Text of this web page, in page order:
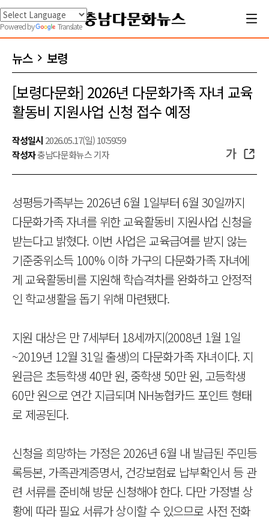
Powered by Translate
뉴스 보령
[보령다문화] 2026년 다문화가족 자녀 교육
활동비 지원사업 신청 접수 예정
작성일시 2026.05.17(일) 10:59:59
작성자충남다문화뉴스 기자 가
성평등가족부는 2026년 6월 1일부터 6월 30일까지
다문화가족 자녀를 위한 교육활동비 지원사업 신청을
받는다고 밝혔다. 이번 사업은 교육급여를 받지 않는
기준중위소득 100% 이하 가구의 다문화가족 자녀에
게 교육활동비를 지원해 학습격차를 완화하고 안정적
인 학교생활을 돕기 위해 마련됐다.
지원 대상은 만 7세부터 18세까지(2008년 1월 1일
~2019년 12월 31일 출생)의 다문화가족 자녀이다. 지
원금은 초등학생 40만 원, 중학생 50만 원, 고등학생
60만 원으로 연간 지급되며 NH농협카드 포인트 형태
로 제공된다.
신청을 희망하는 가정은 2026년 6월 내 발급된 주민등
록등본, 가족관계증명서, 건강보험료 납부확인서 등 관
련 서류를 준비해 방문 신청해야 한다. 다만 가정별 상
황에 따라 필요 서류가 상이할 수 있으므로 사전 전화